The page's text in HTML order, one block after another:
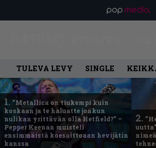
TULEVA LEVY SINGLE
1. ”Metallica on tiukempi kuin
koskaan ja te haluatte jonkun
nulikan yrittävän olla Hetfield?” –
Pepper Keenan muisteli
ensimmäistä koesoittoaan hevijätin
kanssa
2.